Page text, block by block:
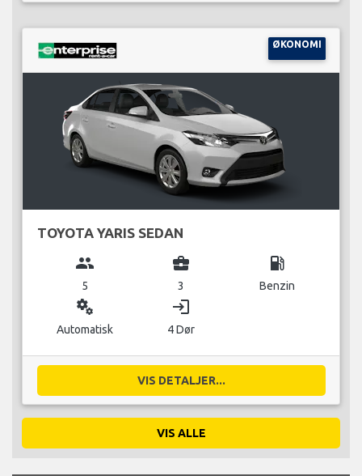
ØKONOMI
TOYOTA YARIS SEDAN
group
5
business_center
3
local_gas_station
Benzin
miscellaneous_services
Automatisk
login
4 Dør
VIS DETALJER...
VIS ALLE